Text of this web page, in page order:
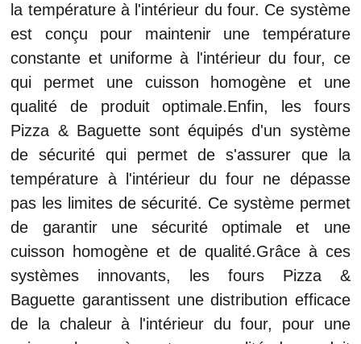
la température à l'intérieur du four. Ce système
est conçu pour maintenir une température
constante et uniforme à l'intérieur du four, ce
qui permet une cuisson homogène et une
qualité de produit optimale.Enfin, les fours
Pizza & Baguette sont équipés d'un système
de sécurité qui permet de s'assurer que la
température à l'intérieur du four ne dépasse
pas les limites de sécurité. Ce système permet
de garantir une sécurité optimale et une
cuisson homogène et de qualité.Grâce à ces
systèmes innovants, les fours Pizza &
Baguette garantissent une distribution efficace
de la chaleur à l'intérieur du four, pour une